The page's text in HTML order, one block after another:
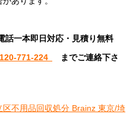
話一本即日対応・見積り無料
771-224 までご連絡下さ
区不用品回収処分 Brainz 東京/埼